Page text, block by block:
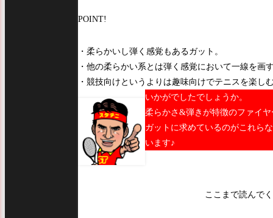
POINT!
・柔らかいし弾く感覚もあるガット。
・他の柔らかい系とは弾く感覚において一線を画
・競技向けというよりは趣味向けでテニスを楽し
いかがでしたでしょうか。
柔らかさ&弾きが特徴のファイ
ガットに求めているのがこれら
います♪
ここまで読んで